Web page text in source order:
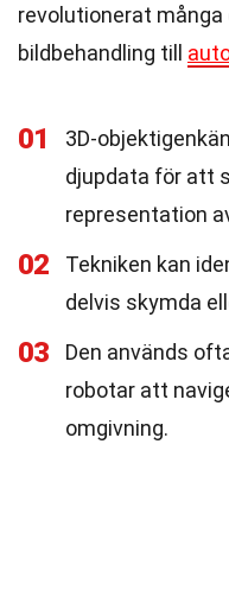
revolutionerat
bildbehandling till
01
3D-
djupdata för att
representation
02
Tekniken kan
delvis skymda
03 Den används
robotar att
omgivning.